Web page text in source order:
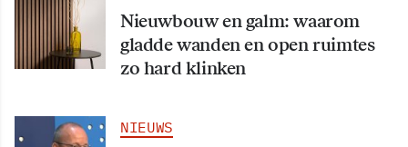
Nieuwbouw en galm: waarom
gladde wanden en open ruimtes
zo hard klinken
NIEUWS